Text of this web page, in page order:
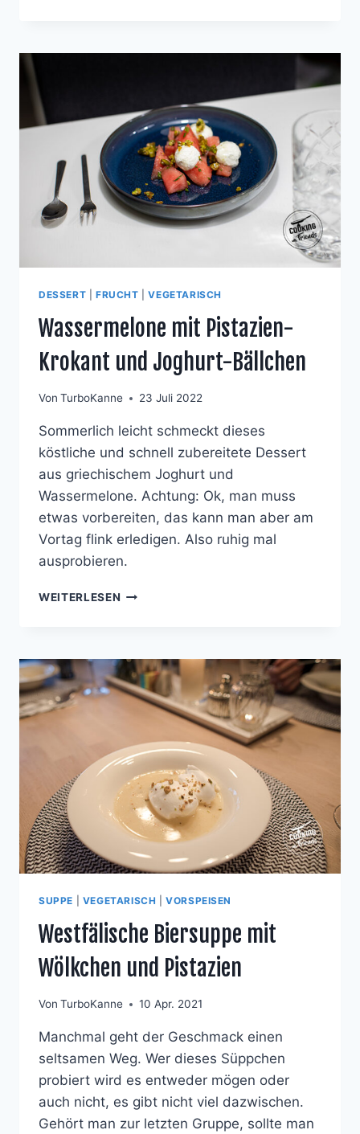
DESSERT FRUCHT |VEGETARISCH
Wassermelone mit Pistazien-
Krokant und Joghurt-Bällchen
Von TurboKanne 23 Juli 2022
Sommerlich leicht schmeckt dieses
köstliche und schnell zubereitete Dessert
aus griechischem Joghurt und
Wassermelone. Achtung: Ok, man muss
etwas vorbereiten, das kann man aber am
Vortag flink erledigen. Also ruhig mal
ausprobieren.
WEITERLESEN WASSERMELONE
UND
JOGHURT-
BÄLLCHEN
SUPPE VEGETARISCH |VORSPEISEN
Westfälische Biersuppe mit
Wölkchen und Pistazien
Von TurboKanne 10 Apr. 2021
Manchmal geht der Geschmack einen
seltsamen Weg. Wer dieses Süppchen
probiert wird es entweder mögen oder
auch nicht, es gibt nicht viel dazwischen.
Gehört man zur letzten Gruppe, sollte man